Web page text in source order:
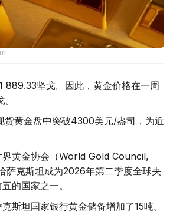
889.33坚戈。因此，黄金价格在一周
货黄金盘中突破4300美元/盎司，为近
界黄金协会（World Gold Council,
萨克斯坦成为2026年第二季度全球央
的国家之一。
斯坦国家银行黄金储备增加了15吨。